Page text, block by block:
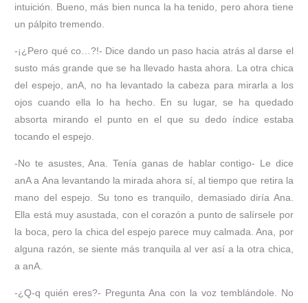
intuición. Bueno, más bien nunca la ha tenido, pero ahora tiene
un pálpito tremendo.
-¡¿Pero qué co…?!- Dice dando un paso hacia atrás al darse el
susto más grande que se ha llevado hasta ahora. La otra chica
del espejo, anA, no ha levantado la cabeza para mirarla a los
ojos cuando ella lo ha hecho. En su lugar, se ha quedado
absorta mirando el punto en el que su dedo índice estaba
tocando el espejo.
-No te asustes, Ana. Tenía ganas de hablar contigo- Le dice
anA a Ana levantando la mirada ahora sí, al tiempo que retira la
mano del espejo. Su tono es tranquilo, demasiado diría Ana.
Ella está muy asustada, con el corazón a punto de salírsele por
la boca, pero la chica del espejo parece muy calmada. Ana, por
alguna razón, se siente más tranquila al ver así a la otra chica,
a anA.
-¿Q-q quién eres?- Pregunta Ana con la voz temblándole. No